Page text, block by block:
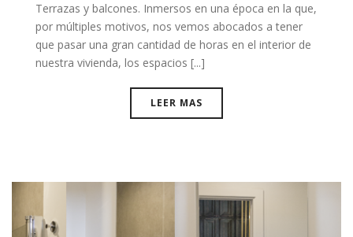
Terrazas y balcones. Inmersos en una época en la que,
por múltiples motivos, nos vemos abocados a tener
que pasar una gran cantidad de horas en el interior de
nuestra vivienda, los espacios [...]
LEER MAS